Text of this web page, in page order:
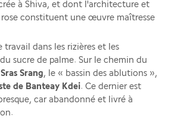
à Shiva, et dont l'architecture et
rose constituent une œuvre maîtresse
dans les rizières et les
sucre de palme. Sur le chemin du
Sras Srang, le « bassin des ablutions »,
de Banteay Kdei. Ce dernier est
car abandonné et livré à